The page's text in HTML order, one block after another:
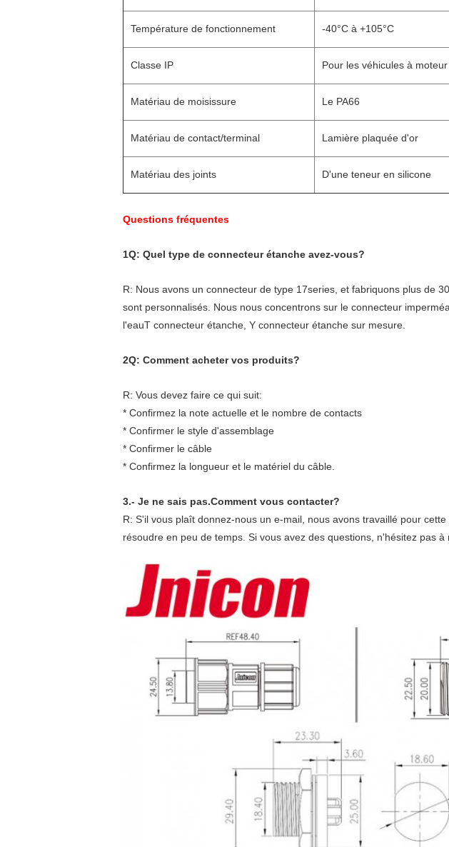
Température de fonctionnement -40°C à +105°C
Classe IP Pour les véhicules à
Matériau de moisissure Le PA66
Matériau de contact/terminal Lamière plaquée d'or
Matériau des joints D'une teneur en silicone
Questions fréquentes
1Q: Quel type de connecteur étanche avez-vous?
R: Nous avons un connecteur de type 17series, et fabriquons plus de
sont personnalisés. Nous nous concentrons sur le connecteur
l'eauT connecteur étanche, Y connecteur étanche sur mesure.
2Q: Comment acheter vos produits?
R: Vous devez faire ce qui suit:
* Confirmez la note actuelle et le nombre de contacts
* Confirmer le style d'assemblage
* Confirmer le câble
* Confirmez la longueur et le matériel du câble.
3.- Je ne sais pas.Comment vous contacter?
R: S'il vous plaît donnez-nous un e-mail, nous avons travaillé pour
résoudre en peu de temps. Si vous avez des questions, n'hésitez pas à